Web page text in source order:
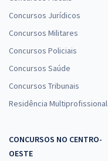
Concursos Jurídicos
Concursos Militares
Concursos Policiais
Concursos Saúde
Concursos Tribunais
Residência Multiprofissional
CONCURSOS NO CENTRO-
OESTE